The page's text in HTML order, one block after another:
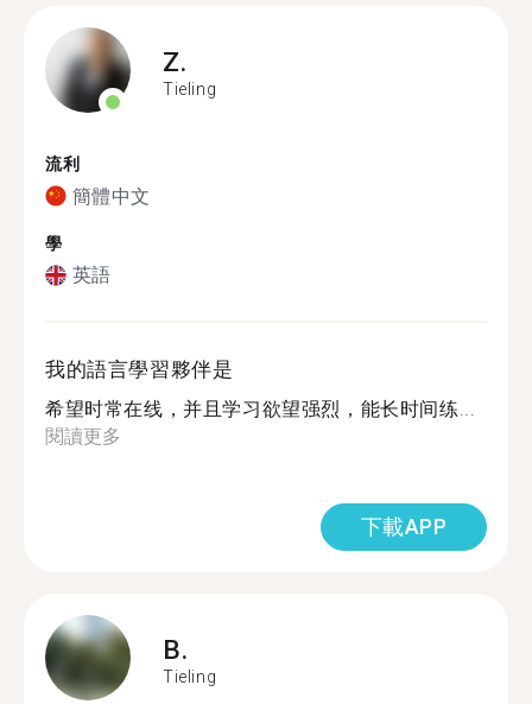
Z.
Tieling
流利
簡體中文
學
英語
我的語言學習夥伴是
希望时常在线，并且学习欲望强烈，能长时间练...
閱讀更多
下載APP
B.
Tieling